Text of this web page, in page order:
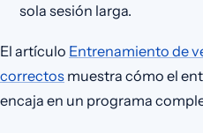
sola sesión larga.
El artículo Entrenamiento de
correctos muestra cómo el
encaja en un programa